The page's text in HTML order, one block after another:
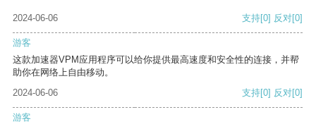
2024-06-06 支持[0] 反对[0]
游客
这款加速器VPM应用程序可以给你提供最高速度和安全性的连接，并帮
助你在网络上自由移动。
2024-06-06
支持[0] 反对[0]
游客